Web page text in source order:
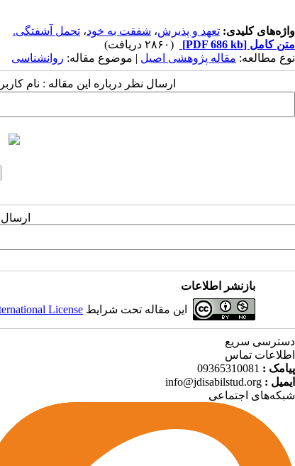
واژه‌های کلیدی: تعهد و پذیرش، شفقت به خود، تحمل آشفتگی.
متن کامل [PDF 686 kb]
(۲۸۶۰ دریافت)
نوع مطالعه: مقاله پژوهشی اصیل | موضوع مقاله: روانشناسی
ارسال نظر درباره این مقاله : نام
بازنشر اطلاعات
این مقاله تحت شرایط License
دسترسی سریع
اطلاعات تماس
پیامک : 09365310081
ایمیل : info@jdisabilstud.org
شبکه‌های اجتماعی